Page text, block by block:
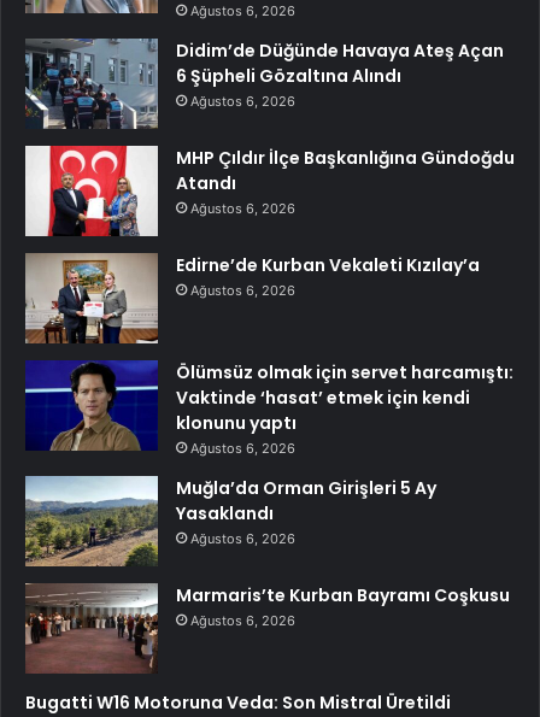
Ağustos 6, 2026
Didim’de Düğünde Havaya Ateş Açan
6 Şüpheli Gözaltına Alındı
Ağustos 6, 2026
MHP Çıldır İlçe Başkanlığına Gündoğdu
Atandı
Ağustos 6, 2026
Edirne’de Kurban Vekaleti Kızılay’a
Ağustos 6, 2026
Ölümsüz olmak için servet harcamıştı:
Vaktinde ‘hasat’ etmek için kendi
klonunu yaptı
Ağustos 6, 2026
Muğla’da Orman Girişleri 5 Ay
Yasaklandı
Ağustos 6, 2026
Marmaris’te Kurban Bayramı Coşkusu
Ağustos 6, 2026
Bugatti W16 Motoruna Veda: Son Mistral Üretildi